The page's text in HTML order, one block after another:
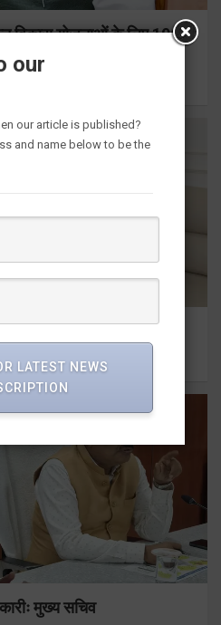
विकास योजनाओं के लिए 1967
ने की शिष्टाचार भेंट
मुख्य सचिव
our
our article is published?
and name below to be the
LATEST NEWS